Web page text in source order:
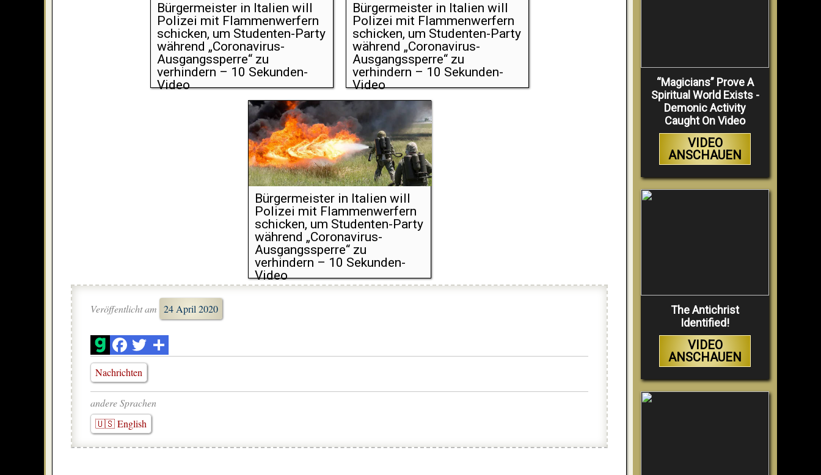
Bürgermeister in Italien will
Polizei mit Flammenwerfern
schicken, um Studenten-Party
während „Coronavirus-
Ausgangssperre“ zu
verhindern – 10 Sekunden-
Video
Bürgermeister in Italien will
Polizei mit Flammenwerfern
schicken, um Studenten-Party
während „Coronavirus-
Ausgangssperre“ zu
verhindern – 10 Sekunden-
Video
Bürgermeister in Italien will
Polizei mit Flammenwerfern
schicken, um Studenten-Party
während „Coronavirus-
Ausgangssperre“ zu
verhindern – 10 Sekunden-
Video
Veröffentlicht am 24 April 2020
Nachrichten
andere Sprachen
🇺🇸 English
“Magicians” Prove A
Spiritual World Exists -
Demonic Activity
Caught On Video
VIDEO
ANSCHAUEN
The Antichrist
Identified!
VIDEO
ANSCHAUEN